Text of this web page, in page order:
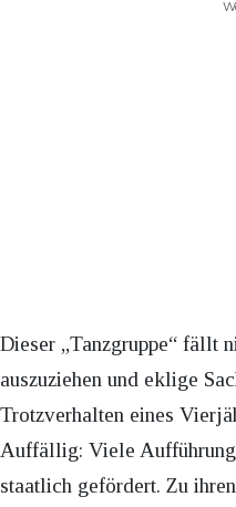
Dieser „Tanzgruppe“ fällt
auszuziehen und eklige
Trotzverhalten eines
Auffällig: Viele
staatlich gefördert. Zu